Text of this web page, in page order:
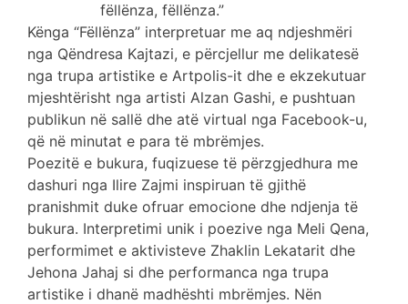
fëllënza, fëllënza.”
Kënga “Fëllënza” interpretuar me aq ndjeshmëri
nga Qëndresa Kajtazi, e përcjellur me delikatesë
nga trupa artistike e Artpolis-it dhe e ekzekutuar
mjeshtërisht nga artisti Alzan Gashi, e pushtuan
publikun në sallë dhe atë virtual nga Facebook-u,
që në minutat e para të mbrëmjes.
Poezitë e bukura, fuqizuese të përzgjedhura me
dashuri nga Ilire Zajmi inspiruan të gjithë
pranishmit duke ofruar emocione dhe ndjenja të
bukura. Interpretimi unik i poezive nga Meli Qena,
performimet e aktivisteve Zhaklin Lekatarit dhe
Jehona Jahaj si dhe performanca nga trupa
artistike i dhanë madhështi mbrëmjes. Nën